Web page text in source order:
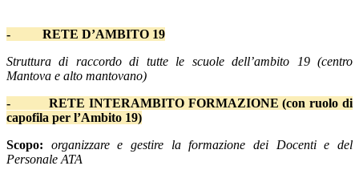
- RETE D’AMBITO 19
Struttura di raccordo di tutte le scuole dell’ambito 19 (centro
Mantova e alto mantovano)
- RETE INTERAMBITO FORMAZIONE (con ruolo di
capofila per l’Ambito 19)
Scopo:
organizzare e gestire la formazione dei Docenti e del
Personale ATA